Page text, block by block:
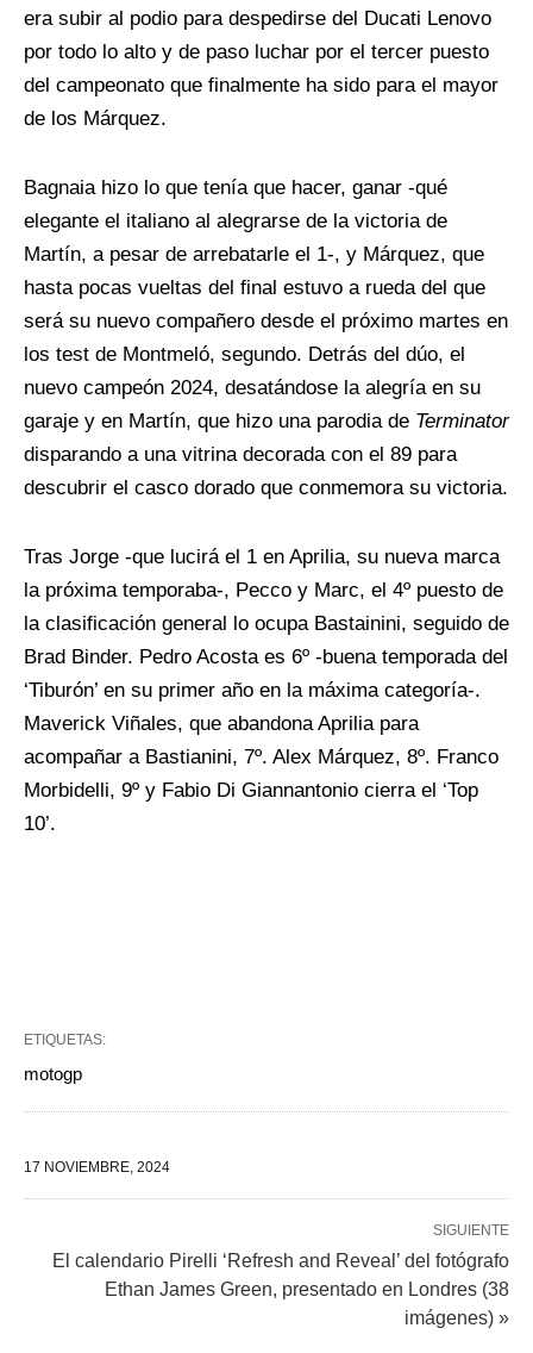
era subir al podio para despedirse del Ducati Lenovo
por todo lo alto y de paso luchar por el tercer puesto
del campeonato que finalmente ha sido para el mayor
de los Márquez.
Bagnaia hizo lo que tenía que hacer, ganar -qué
elegante el italiano al alegrarse de la victoria de
Martín, a pesar de arrebatarle el 1-, y Márquez, que
hasta pocas vueltas del final estuvo a rueda del que
será su nuevo compañero desde el próximo martes en
los test de Montmeló, segundo. Detrás del dúo, el
nuevo campeón 2024, desatándose la alegría en su
garaje y en Martín, que hizo una parodia de Terminator
disparando a una vitrina decorada con el 89 para
descubrir el casco dorado que conmemora su victoria.
Tras Jorge -que lucirá el 1 en Aprilia, su nueva marca
la próxima temporaba-, Pecco y Marc, el 4º puesto de
la clasificación general lo ocupa Bastainini, seguido de
Brad Binder. Pedro Acosta es 6º -buena temporada del
‘Tiburón’ en su primer año en la máxima categoría-.
Maverick Viñales, que abandona Aprilia para
acompañar a Bastianini, 7º. Alex Márquez, 8º. Franco
Morbidelli, 9º y Fabio Di Giannantonio cierra el ‘Top
10’.
ETIQUETAS:
motogp
17 NOVIEMBRE, 2024
SIGUIENTE
El calendario Pirelli ‘Refresh and Reveal’ del fotógrafo
Ethan James Green, presentado en Londres (38
imágenes) »